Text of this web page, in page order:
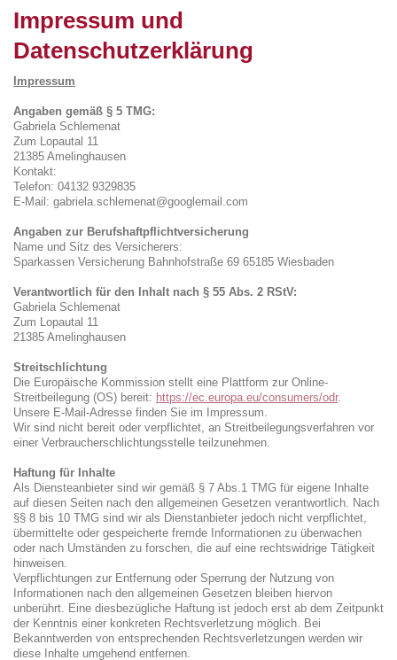
Impressum und
Datenschutzerklärung
Impressum
Angaben gemäß § 5 TMG:
Gabriela Schlemenat
Zum Lopautal 11
21385 Amelinghausen
Kontakt:
Telefon: 04132 9329835
E-Mail: gabriela.schlemenat@googlemail.com
Angaben zur Berufshaftpflichtversicherung
Name und Sitz des Versicherers:
Sparkassen Versicherung Bahnhofstraße 69 65185 Wiesbaden
Verantwortlich für den Inhalt nach § 55 Abs. 2 RStV:
Gabriela Schlemenat
Zum Lopautal 11
21385 Amelinghausen
Streitschlichtung
Die Europäische Kommission stellt eine Plattform zur Online-
Streitbeilegung (OS) bereit: https://ec.europa.eu/consumers/odr.
Unsere E-Mail-Adresse finden Sie im Impressum.
Wir sind nicht bereit oder verpflichtet, an Streitbeilegungsverfahren vor
einer Verbraucherschlichtungsstelle teilzunehmen.
Haftung für Inhalte
Als Diensteanbieter sind wir gemäß § 7 Abs.1 TMG für eigene Inhalte
auf diesen Seiten nach den allgemeinen Gesetzen verantwortlich. Nach
§§ 8 bis 10 TMG sind wir als Dienstanbieter jedoch nicht verpflichtet,
übermittelte oder gespeicherte fremde Informationen zu überwachen
oder nach Umständen zu forschen, die auf eine rechtswidrige Tätigkeit
hinweisen.
Verpflichtungen zur Entfernung oder Sperrung der Nutzung von
Informationen nach den allgemeinen Gesetzen bleiben hiervon
unberührt. Eine diesbezügliche Haftung ist jedoch erst ab dem Zeitpunkt
der Kenntnis einer konkreten Rechtsverletzung möglich. Bei
Bekanntwerden von entsprechenden Rechtsverletzungen werden wir
diese Inhalte umgehend entfernen.